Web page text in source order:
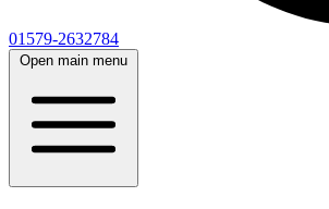
01579-2632784
Open main menu